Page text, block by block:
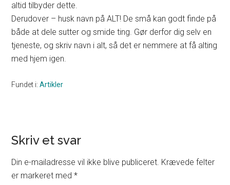
altid tilbyder dette.
Derudover – husk navn på ALT! De små kan godt finde på
både at dele sutter og smide ting. Gør derfor dig selv en
tjeneste, og skriv navn i alt, så det er nemmere at få alting
med hjem igen.
Fundet i:Artikler
Reader
Interactions
Skriv et svar
Din e-mailadresse vil ikke blive publiceret. Krævede felter
er markeret med*